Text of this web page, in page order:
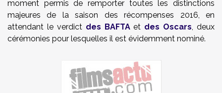
moment permis de remporter toutes les distinctions
majeures de la saison des récompenses 2016, en
attendant le verdict des BAFTAet des Oscars, deux
cérémonies pour lesquelles il est évidemment nominé.